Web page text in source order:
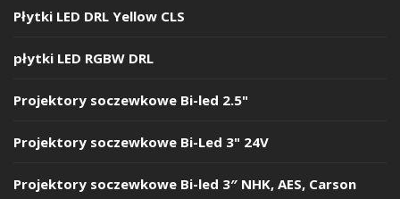
Płytki LED DRL Yellow CLS
płytki LED RGBW DRL
Projektory soczewkowe Bi-led 2.5"
Projektory soczewkowe Bi-Led 3" 24V
Projektory soczewkowe Bi-led 3″ NHK, AES, Carson